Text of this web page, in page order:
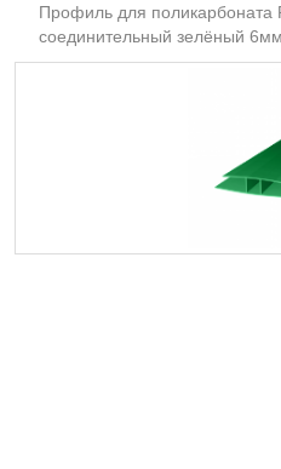
Профиль для поликарбоната
соединительный зелёный